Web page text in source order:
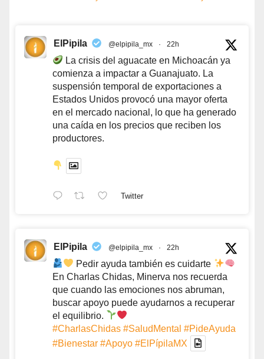
ElPipila @elpipila_mx · 22h
La crisis del aguacate en Michoacán ya
comienza a impactar a Guanajuato. La
suspensión temporal de exportaciones a
Estados Unidos provocó una mayor oferta
en el mercado nacional, lo que ha generado
una caída en los precios que reciben los
productores.
Twitter
ElPipila @elpipila_mx · 22h
Pedir ayuda también es cuidarte
En Charlas Chidas, Minerva nos recuerda
que cuando las emociones nos abruman,
buscar apoyo puede ayudarnos a recuperar
el equilibrio.
#CharlasChidas #SaludMental #PideAyuda
#Bienestar #Apoyo #ElPípilaMX